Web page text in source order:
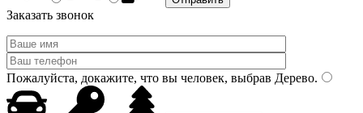
Заказать звонок
Пожалуйста, докажите, что вы человек, выбрав Дерево.